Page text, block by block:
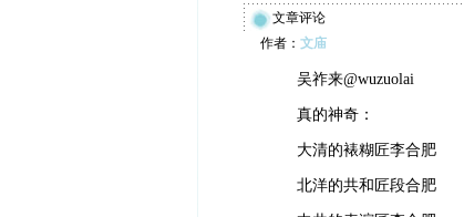
文章评论
作者： 文庙
吴祚来@wuzuolai
真的神奇：
大清的裱糊匠李合肥
北洋的共和匠段合肥